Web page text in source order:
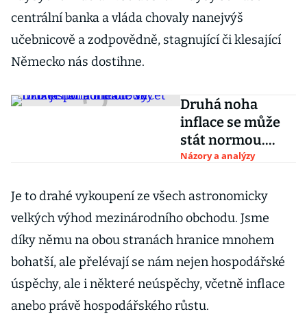
centrální banka a vláda chovaly nanejvýš
učebnicově a zodpovědně, stagnující či klesající
Německo nás dostihne.
Druhá noha
inflace se může
stát normou.
Výčet rizik je
Názory a analýzy
Je to drahé vykoupení ze všech astronomicky
velkých výhod mezinárodního obchodu. Jsme
díky němu na obou stranách hranice mnohem
bohatší, ale přelévají se nám nejen hospodářské
úspěchy, ale i některé neúspěchy, včetně inflace
anebo právě hospodářského růstu.